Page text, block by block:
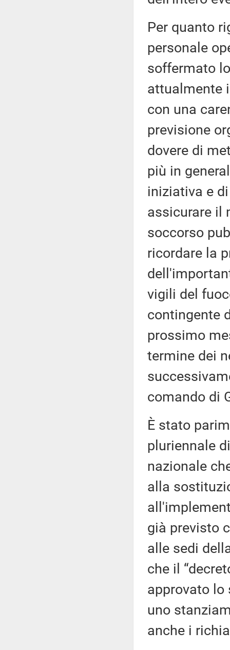
Per quanto
personale
soffermato
attualmente
con una
previsione
dovere di
più in
iniziativa e
assicurare il
soccorso
ricordare la
vigili del
contingente
prossimo
termine dei
comando di
È stato
pluriennale
nazionale
alla
già previsto
alle sedi
che il
approvato lo
uno
anche i